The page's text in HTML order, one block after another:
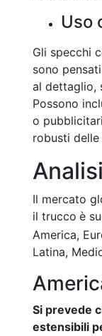
Uso
Gli specchi
sono
al dettaglio,
Possono
o
robusti
Il mercato
il trucco è
America,
Latina,
Si prevede
estensibili